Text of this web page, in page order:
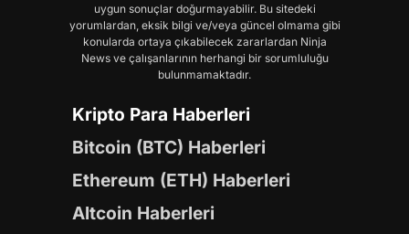
uygun sonuçlar doğurmayabilir. Bu sitedeki
yorumlardan, eksik bilgi ve/veya güncel olmama gibi
konularda ortaya çıkabilecek zararlardan Ninja
News ve çalışanlarının herhangi bir sorumluluğu
bulunmamaktadır.
Kripto Para Haberleri
Bitcoin (BTC) Haberleri
Ethereum (ETH) Haberleri
Altcoin Haberleri